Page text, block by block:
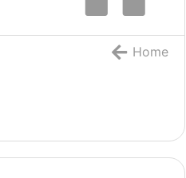
Home